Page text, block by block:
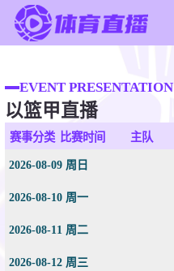
足球直播
篮球直播
足球录像
篮球新闻
EVENT PRESENTATION
以篮甲直播
赛事分类 比赛时间 主队
2026-08-09 周日
2026-08-10 周一
2026-08-11 周二
2026-08-12 周三